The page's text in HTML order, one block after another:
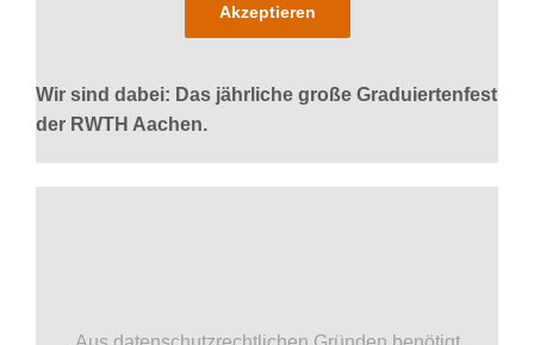
Akzeptieren
Wir sind dabei: Das jährliche große Graduiertenfest
der RWTH Aachen.